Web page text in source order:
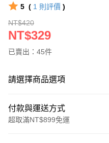
5 ( 1 則評價 )
NT$420
NT$329
已賣出：45件
請選擇商品選項
付款與運送方式
超取滿NT$899免運